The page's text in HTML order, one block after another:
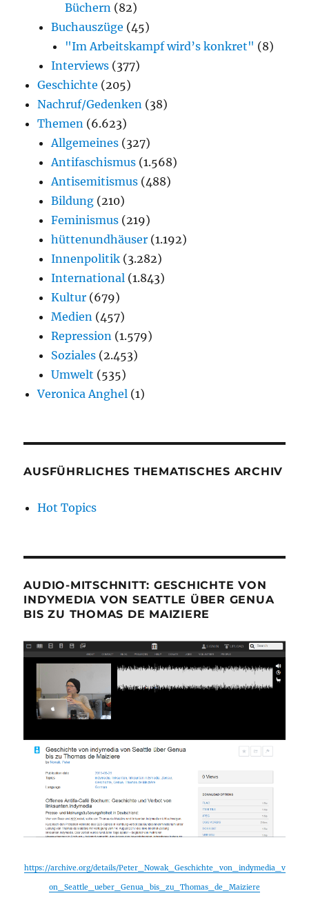
Büchern (82)
Buchauszüge (45)
"Im Arbeitskampf wird’s konkret" (8)
Interviews (377)
Geschichte (205)
Nachruf/Gedenken (38)
Themen (6.623)
Allgemeines (327)
Antifaschismus (1.568)
Antisemitismus (488)
Bildung (210)
Feminismus (219)
hüttenundhäuser (1.192)
Innenpolitik (3.282)
International (1.843)
Kultur (679)
Medien (457)
Repression (1.579)
Soziales (2.453)
Umwelt (535)
Veronica Anghel (1)
AUSFÜHRLICHES THEMATISCHES ARCHIV
Hot Topics
AUDIO-MITSCHNITT: GESCHICHTE VON
INDYMEDIA VON SEATTLE ÜBER GENUA
BIS ZU THOMAS DE MAIZIERE
https://archive.org/details/Peter_Nowak_Geschichte_von_indymedia_v
on_Seattle_ueber_Genua_bis_zu_Thomas_de_Maiziere